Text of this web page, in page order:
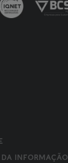
INFORMAÇÃO